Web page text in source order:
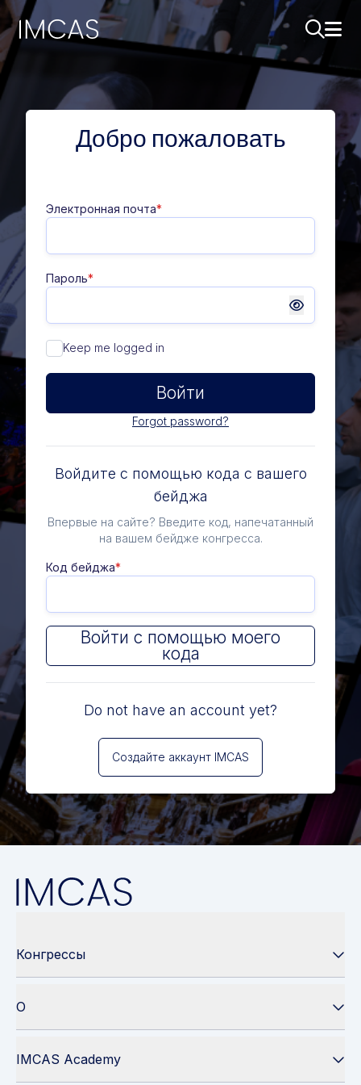
Перейти к основному содержимому
IMCAS
Добро пожаловать
Электронная почта*
Пароль*
Keep me logged in
Войти
Forgot password?
Войдите с помощью кода с вашего
бейджа
Впервые на сайте? Введите код, напечатанный
на вашем бейдже конгресса.
Код бейджа*
Войти с помощью моего
кода
Do not have an account yet?
Создайте аккаунт IMCAS
Конгрессы
О
IMCAS Academy